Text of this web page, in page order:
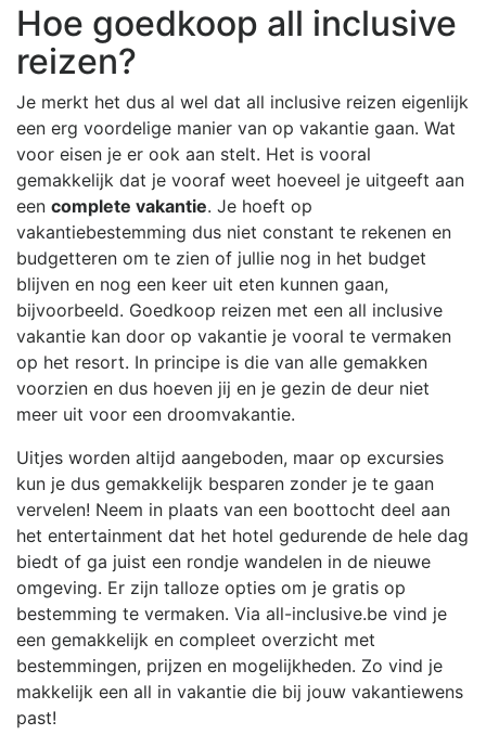
Hoe goedkoop all inclusive
reizen?
Je merkt het dus al wel dat all inclusive reizen eigenlijk
een erg voordelige manier van op vakantie gaan. Wat
voor eisen je er ook aan stelt. Het is vooral
gemakkelijk dat je vooraf weet hoeveel je uitgeeft aan
een complete vakantie. Je hoeft op
vakantiebestemming dus niet constant te rekenen en
budgetteren om te zien of jullie nog in het budget
blijven en nog een keer uit eten kunnen gaan,
bijvoorbeeld. Goedkoop reizen met een all inclusive
vakantie kan door op vakantie je vooral te vermaken
op het resort. In principe is die van alle gemakken
voorzien en dus hoeven jij en je gezin de deur niet
meer uit voor een droomvakantie.
Uitjes worden altijd aangeboden, maar op excursies
kun je dus gemakkelijk besparen zonder je te gaan
vervelen! Neem in plaats van een boottocht deel aan
het entertainment dat het hotel gedurende de hele dag
biedt of ga juist een rondje wandelen in de nieuwe
omgeving. Er zijn talloze opties om je gratis op
bestemming te vermaken. Via all-inclusive.be vind je
een gemakkelijk en compleet overzicht met
bestemmingen, prijzen en mogelijkheden. Zo vind je
makkelijk een all in vakantie die bij jouw vakantiewens
past!